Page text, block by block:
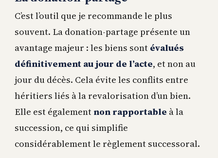
C’est l’outil que je recommande le plus
souvent. La donation-partage présente un
avantage majeur : les biens sont évalués
définitivement au jour de l’acte, et non au
jour du décès. Cela évite les conflits entre
héritiers liés à la revalorisation d’un bien.
Elle est également non rapportable à la
succession, ce qui simplifie
considérablement le règlement successoral.